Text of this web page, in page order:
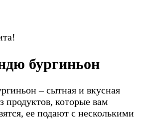
бургиньон
– сытная и вкусная
продуктов, которые вам
ее подают с несколькими